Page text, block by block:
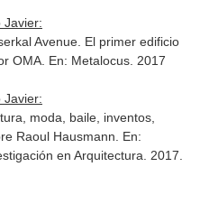
Javier:
Avenue. El primer edificio
OMA. En: Metalocus. 2017
Javier:
moda, baile, inventos,
Raoul Hausmann. En:
en Arquitectura . 2017.